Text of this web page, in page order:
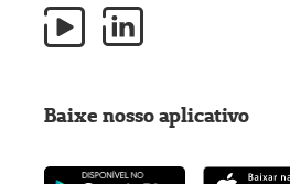
Baixe nosso aplicativo